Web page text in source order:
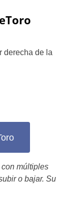
derecha de la
múltiples
o bajar. Su